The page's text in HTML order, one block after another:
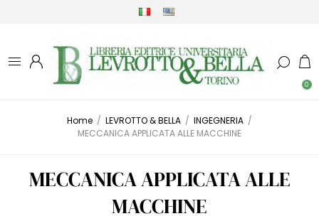
0
Home / LEVROTTO & BELLA / INGEGNERIA /
MECCANICA APPLICATA ALLE MACCHINE
MECCANICA APPLICATA ALLE
MACCHINE